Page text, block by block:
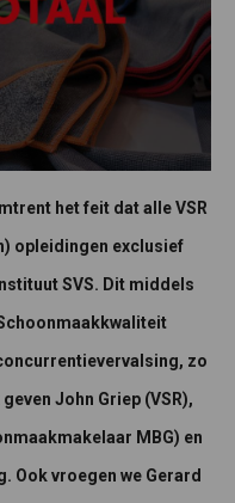
het feit dat alle VSR
opleidingen exclusief
SVS. Dit middels
zo
John Griep (VSR),
MBG) en
Ook vroegen we Gerard